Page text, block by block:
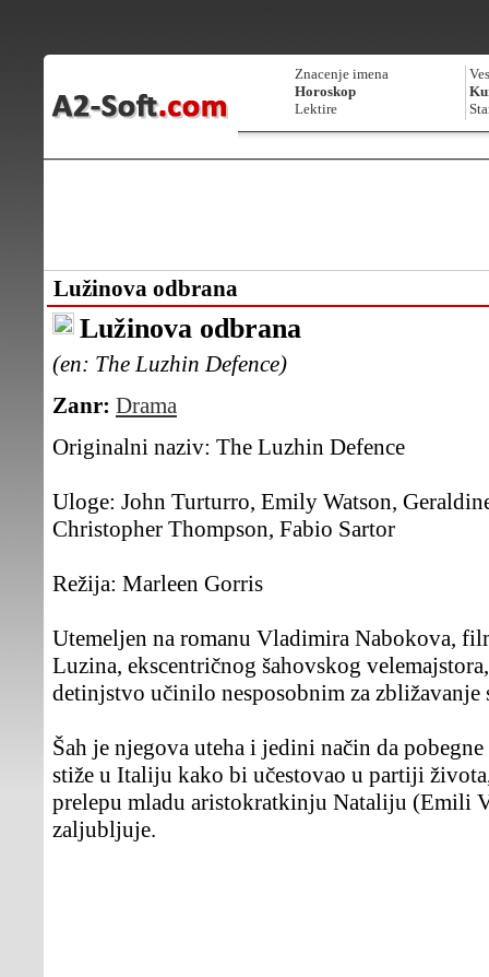
Znacenje imena
Horoskop
Lektire
Lužinova odbrana
Lužinova odbrana
(en: The Luzhin Defence)
Zanr: Drama
Originalni naziv: The Luzhin Defence
Uloge: John Turturro, Emily Watson,
Christopher Thompson, Fabio Sartor
Režija: Marleen Gorris
Utemeljen na romanu Vladimira Nabokova,
Luzina, ekscentričnog šahovskog
detinjstvo učinilo nesposobnim za
Šah je njegova uteha i jedini način da
stiže u Italiju kako bi učestovao u partiji
prelepu mladu aristokratkinju Nataliju (Emili
zaljubljuje.